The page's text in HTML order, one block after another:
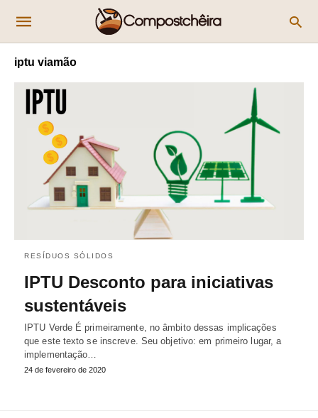
iptu viamão
RESÍDUOS SÓLIDOS
IPTU Desconto para iniciativas
sustentáveis
IPTU Verde É primeiramente, no âmbito dessas implicações
que este texto se inscreve. Seu objetivo: em primeiro lugar, a
implementação…
24 de fevereiro de 2020